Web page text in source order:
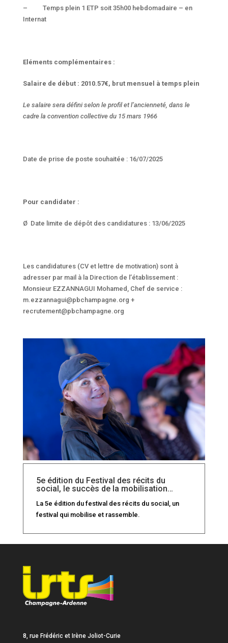
– Temps plein 1 ETP soit 35h00 hebdomadaire – en
Internat
Eléments complémentaires :
Salaire de début : 2010.57€, brut mensuel à temps plein
Le salaire sera défini selon le profil et l’ancienneté, dans le
cadre la convention collective du 15 mars 1966
Date de prise de poste souhaitée : 16/07/2025
Pour candidater :
Ø Date limite de dépôt des candidatures : 13/06/2025
Les candidatures (CV et lettre de motivation) sont à
adresser par mail à la Direction de l’établissement :
Monsieur EZZANNAGUI Mohamed, Chef de service :
m.ezzannagui@pbchampagne.org +
recrutement@pbchampagne.org
5e édition du Festival des récits du
social, le succès de la mobilisation…
La 5e édition du festival des récits du social, un
festival qui mobilise et rassemble.
8, rue Frédéric et Irène Joliot-Curie